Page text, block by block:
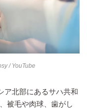
/ YouTube
ア北部にあるサハ共和
被毛や肉球、歯がし